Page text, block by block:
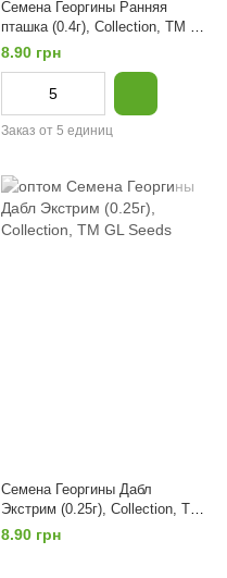
Семена Георгины Ранняя
пташка (0.4г), Collection, TM GL
Seeds
8.90 грн
Заказ от 5 единиц
Семена Георгины Дабл
Экстрим (0.25г), Collection, TM
GL Seeds
8.90 грн